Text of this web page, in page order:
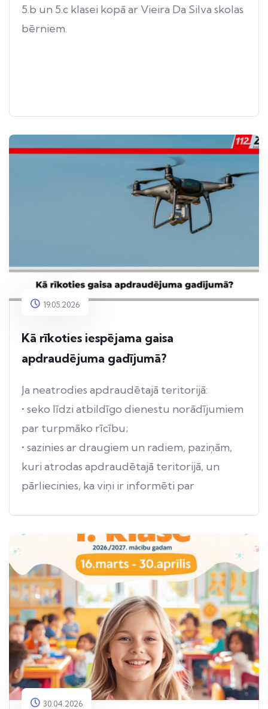
5.b un 5.c klasei kopā ar Vieira Da Silva skolas
bērniem.
19.05.2026
Kā rīkoties iespējama gaisa
apdraudējuma gadījumā?
Ja neatrodies apdraudētajā teritorijā:
• seko līdzi atbildīgo dienestu norādījumiem
par turpmāko rīcību;
• sazinies ar draugiem un radiem, paziņām,
kuri atrodas apdraudētajā teritorijā, un
pārliecinies, ka viņi ir informēti par
30.04.2026